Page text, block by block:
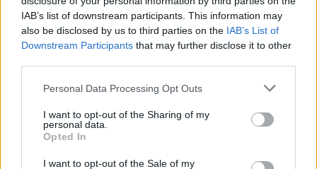
IAB’s list of downstream participants. This information may
also be disclosed by us to third parties on the IAB’s List of
Downstream Participants that may further disclose it to other
Please note that this website/app uses one or more Google
not limited to your visit or usage behaviour. You may click to
grant or deny consent to Google and its third-party tags to
use your data for below specified purposes in below Google
consent section.
Personal Data Processing Opt Outs
I want to opt-out of the Sharing of my
personal data.
Opted In
I want to opt-out of the Sale of my
του τηλεοπτική συνέντευξη - Ποιον συγχώρεσε
10.08.2026 ΒΑΣΊΛΗΣ ΑΝΔΡΙΤΣΆΝΟΣ